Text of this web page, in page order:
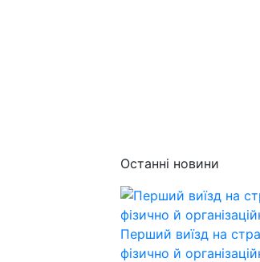
Останні новини
Перший виїзд на
фізично й